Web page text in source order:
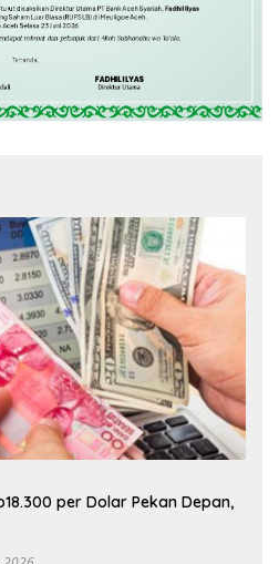
per Dolar Pekan Depan,